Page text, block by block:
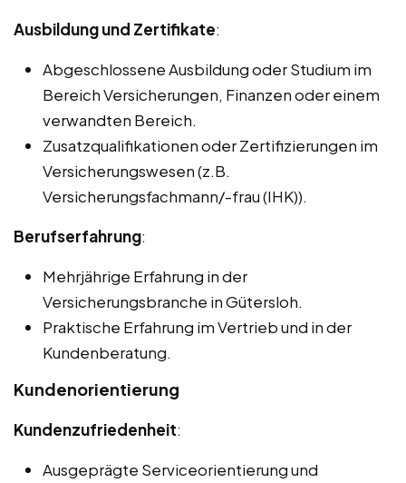
Ausbildung und Zertifikate:
Abgeschlossene Ausbildung oder Studium im
Bereich Versicherungen, Finanzen oder einem
verwandten Bereich.
Zusatzqualifikationen oder Zertifizierungen im
Versicherungswesen (z.B.
Versicherungsfachmann/-frau (IHK)).
Berufserfahrung:
Mehrjährige Erfahrung in der
Versicherungsbranche in Gütersloh.
Praktische Erfahrung im Vertrieb und in der
Kundenberatung.
Kundenorientierung
Kundenzufriedenheit:
Ausgeprägte Serviceorientierung und